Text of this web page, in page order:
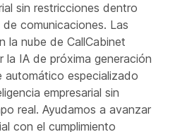
sin restricciones dentro
comunicaciones. Las
la nube de CallCabinet
la IA de próxima generación
automático especializado
empresarial sin
real. Ayudamos a avanzar
con el cumplimiento